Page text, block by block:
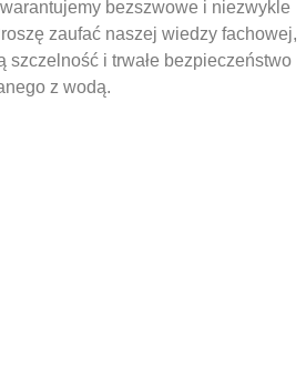
bezszwowe i niezwykle
zaufać naszej wiedzy fachowej,
szczelność i trwałe bezpieczeństwo
z wodą.